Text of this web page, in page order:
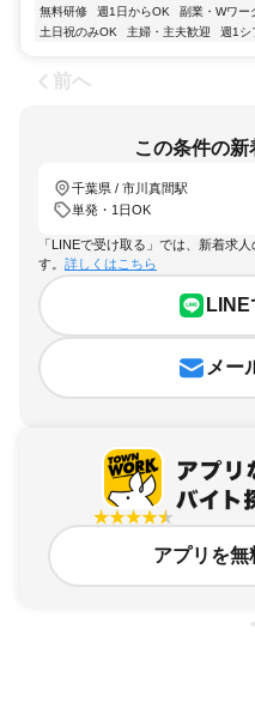
無料研修
週1日からOK 副業・Wワー
土日祝のみOK
主婦・主夫歓迎 週1シ
前へ
この条件の
千葉県 / 市川真間駅
単発・1日OK
「LINEで受け取る」では、新着求
す。 詳しくはこちら
メー
アプリを無